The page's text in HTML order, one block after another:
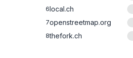
6local.ch
7openstreetmap.org
8thefork.ch